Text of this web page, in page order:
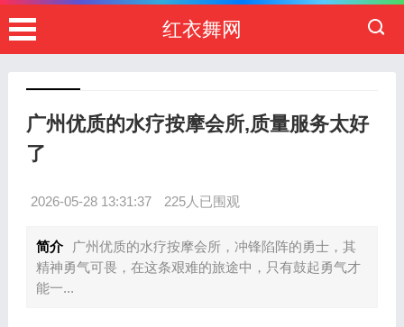
红衣舞网
广州优质的水疗按摩会所,质量服务太好
了
2026-05-28 13:31:37 225人已围观
简介
广州优质的水疗按摩会所，冲锋陷阵的勇士，其
精神勇气可畏，在这条艰难的旅途中，只有鼓起勇气才
能一...